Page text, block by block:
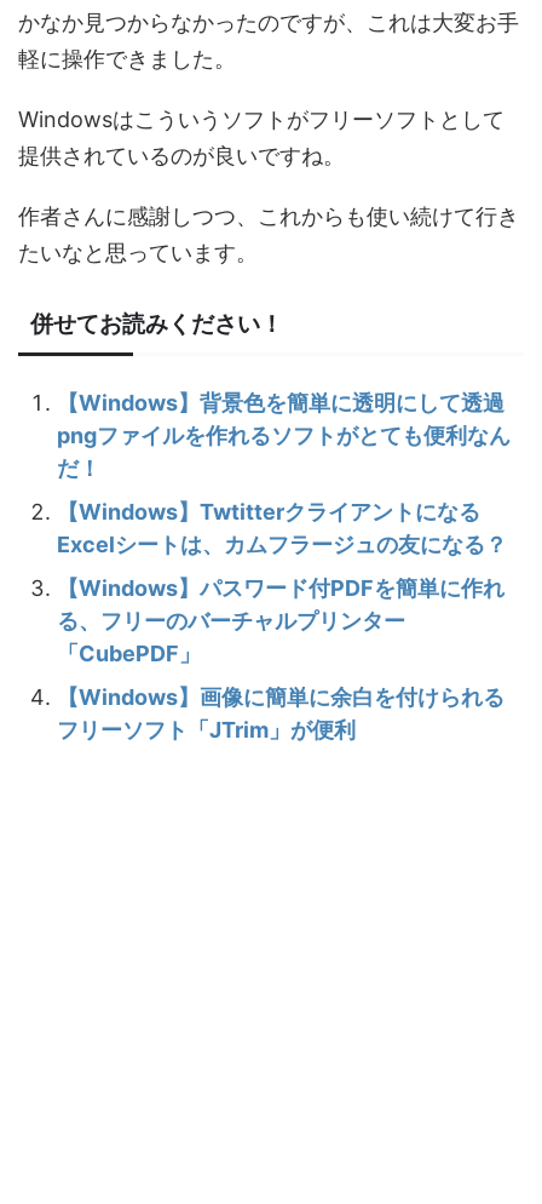
かなか見つからなかったのですが、これは大変お手
軽に操作できました。
Windowsはこういうソフトがフリーソフトとして
提供されているのが良いですね。
作者さんに感謝しつつ、これからも使い続けて行き
たいなと思っています。
併せてお読みください！
【Windows】背景色を簡単に透明にして透過
pngファイルを作れるソフトがとても便利なん
だ！
【Windows】Twtitterクライアントになる
Excelシートは、カムフラージュの友になる？
【Windows】パスワード付PDFを簡単に作れ
る、フリーのバーチャルプリンター
「CubePDF」
【Windows】画像に簡単に余白を付けられる
フリーソフト「JTrim」が便利